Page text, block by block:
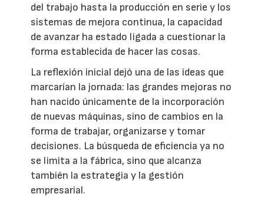
del trabajo hasta la producción en serie y los
sistemas de mejora continua, la capacidad
de avanzar ha estado ligada a cuestionar la
forma establecida de hacer las cosas.
La reflexión inicial dejó una de las ideas que
marcarían la jornada: las grandes mejoras no
han nacido únicamente de la incorporación
de nuevas máquinas, sino de cambios en la
forma de trabajar, organizarse y tomar
decisiones. La búsqueda de eficiencia ya no
se limita a la fábrica, sino que alcanza
también la estrategia y la gestión
empresarial.